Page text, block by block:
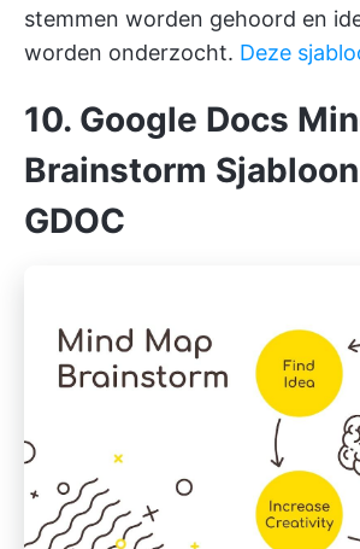
stemmen worden gehoord en
worden onderzocht. Deze
10. Google Docs
Brainstorm
GDOC